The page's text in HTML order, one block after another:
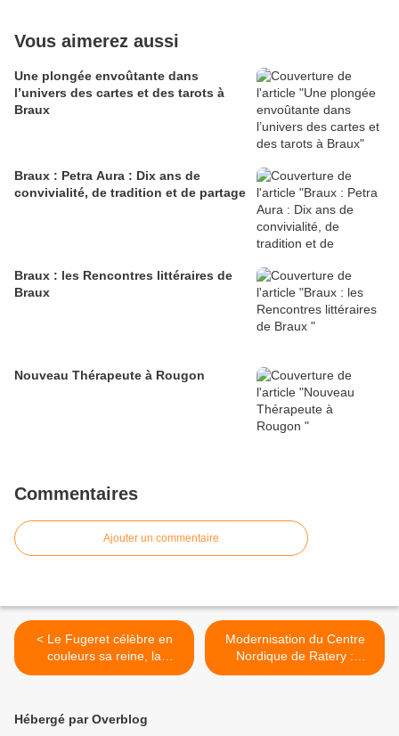
Vous aimerez aussi
Une plongée envoûtante dans
l’univers des cartes et des tarots à
Braux
Braux : Petra Aura : Dix ans de
convivialité, de tradition et de partage
Braux : les Rencontres littéraires de
Braux
Nouveau Thérapeute à Rougon
Commentaires
Ajouter un commentaire
< Le Fugeret célèbre en
couleurs sa reine, la
châtaigne
Modernisation du Centre
Nordique de Ratery :
Confort et qualité
Hébergé par Overblog